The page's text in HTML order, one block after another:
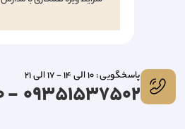
پاسخگویی : 10 الی 14 - 17 الی 21
09351537502 - 02532403030